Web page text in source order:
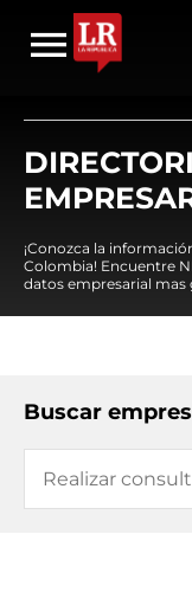
¡Conozca la
Colombia! Encuentre
datos empresarial mas
Buscar